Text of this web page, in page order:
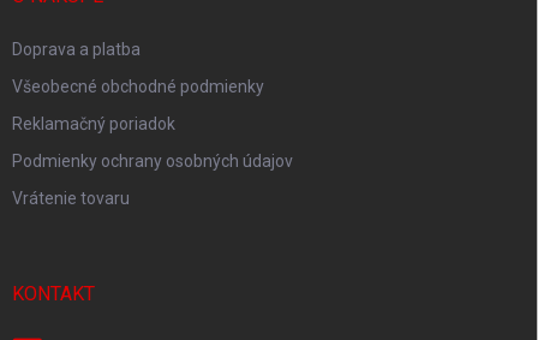
Doprava a platba
Všeobecné obchodné podmienky
Reklamačný poriadok
Podmienky ochrany osobných údajov
Vrátenie tovaru
KONTAKT